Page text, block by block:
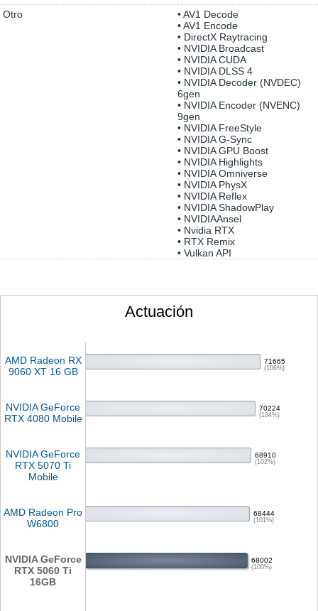
Otro
• AV1 Decode
• AV1 Encode
• DirectX Raytracing
• NVIDIA Broadcast
• NVIDIA CUDA
• NVIDIA DLSS 4
• NVIDIA Decoder (NVDEC)
6gen
• NVIDIA Encoder (NVENC)
9gen
• NVIDIA FreeStyle
• NVIDIA G-Sync
• NVIDIA GPU Boost
• NVIDIA Highlights
• NVIDIA Omniverse
• NVIDIA PhysX
• NVIDIA Reflex
• NVIDIA ShadowPlay
• NVIDIAAnsel
• Nvidia RTX
• RTX Remix
• Vulkan API
Actuación
AMD Radeon RX
9060 XT 16 GB
71665
(106%)
NVIDIA GeForce
RTX 4080 Mobile
70224
(104%)
NVIDIA GeForce
RTX 5070 Ti
Mobile
68910
(102%)
AMD Radeon Pro
W6800
68444
(101%)
NVIDIA GeForce
RTX 5060 Ti
16GB
68002
(100%)